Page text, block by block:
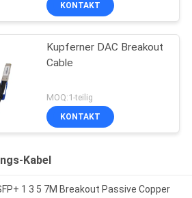
KONTAKT
Kupferner DAC Breakout
Cable
MOQ:1-teilig
KONTAKT
Kabel
1 3 5 7M Breakout Passive Copper